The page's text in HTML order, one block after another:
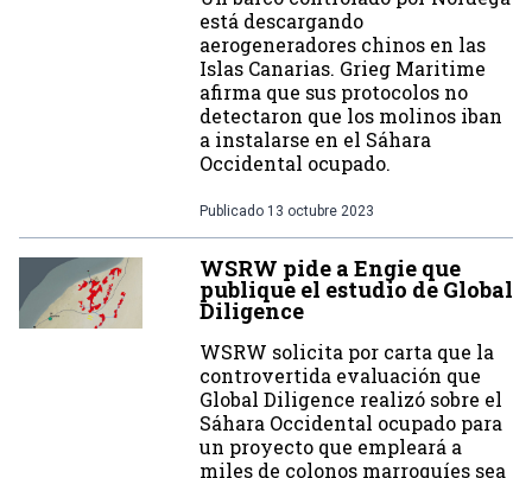
está descargando
aerogeneradores chinos en las
Islas Canarias. Grieg Maritime
afirma que sus protocolos no
detectaron que los molinos iban
a instalarse en el Sáhara
Occidental ocupado.
Publicado 13 octubre 2023
WSRW pide a Engie que
publique el estudio de Global
Diligence
WSRW solicita por carta que la
controvertida evaluación que
Global Diligence realizó sobre el
Sáhara Occidental ocupado para
un proyecto que empleará a
miles de colonos marroquíes sea